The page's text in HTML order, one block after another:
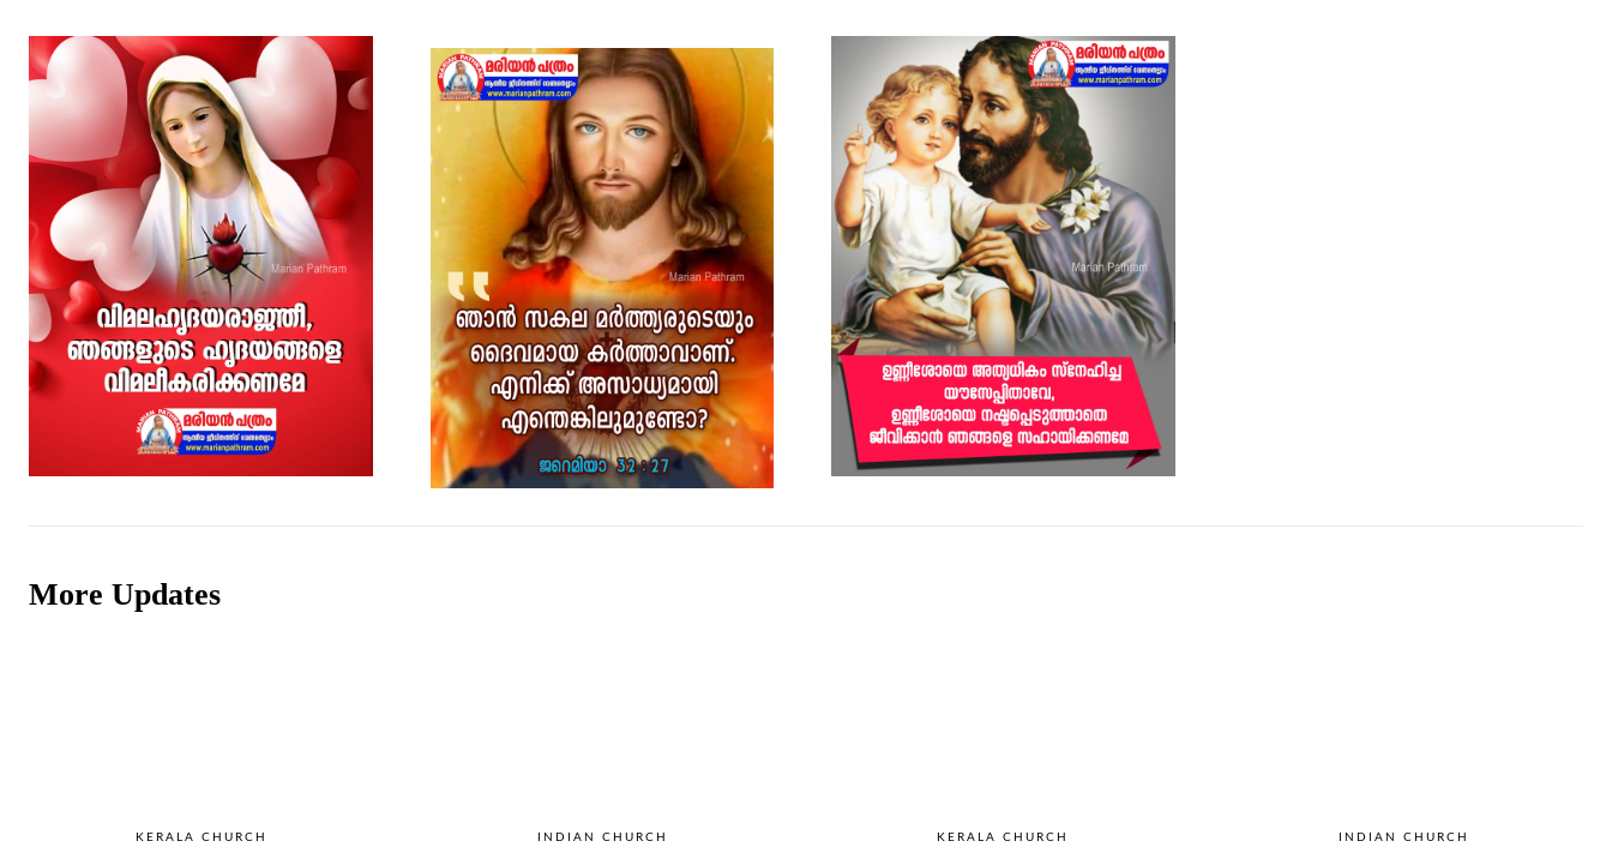
More Updates
KERALA CHURCH INDIAN CHURCH KERALA CHURCH INDIAN CHURCH